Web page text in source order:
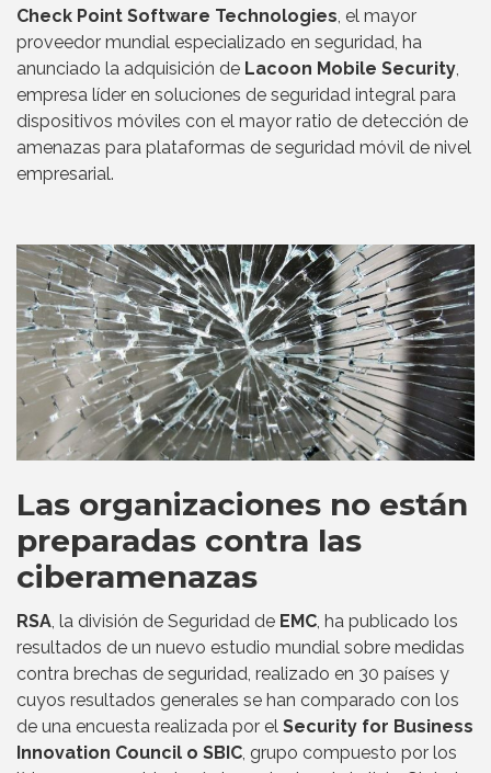
Check Point Software Technologies , el mayor
proveedor mundial especializado en seguridad, ha
anunciado la adquisición de Lacoon Mobile Security
empresa líder en soluciones de seguridad integral para
dispositivos móviles con el mayor ratio de detección de
amenazas para plataformas de seguridad móvil de nivel
empresarial.
Las organizaciones no están
preparadas contra las
ciberamenazas
RSA, la división de Seguridad de EMC, ha publicado los
resultados de un nuevo estudio mundial sobre medidas
contra brechas de seguridad, realizado en 30 países y
cuyos resultados generales se han comparado con los
de una encuesta realizada por el Security for Business
Innovation Council o SBIC, grupo compuesto por los